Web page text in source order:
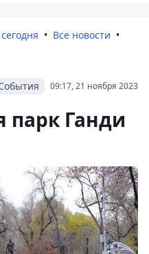
Все новости
09:17, 21 ноября 2023
парк Ганди